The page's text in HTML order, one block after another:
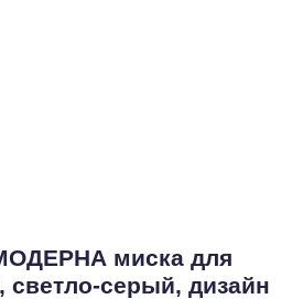
миска для
светло-серый, дизайн